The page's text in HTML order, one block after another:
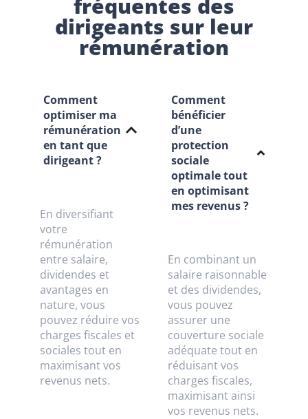
dirigeants sur leur
rémunération
Comment
optimiser ma
rémunération
en tant que
dirigeant ?
En diversifiant
votre
rémunération
entre salaire,
dividendes et
avantages en
nature, vous
pouvez réduire vos
charges fiscales et
sociales tout en
maximisant vos
revenus nets.
Comment
bénéficier
d’une
protection
sociale
optimale tout
en optimisant
mes revenus ?
En combinant un
salaire raisonnable
et des dividendes,
vous pouvez
assurer une
couverture sociale
adéquate tout en
réduisant vos
charges fiscales,
maximisant ainsi
vos revenus nets.